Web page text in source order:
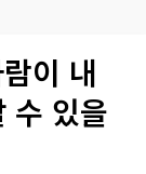
이 내
수 있을